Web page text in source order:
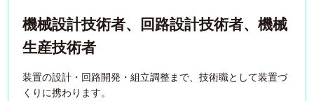
機械設計技術者、回路設計技術者、機械
生産技術者
装置の設計・回路開発・組立調整まで、技術職として装置づ
くりに携わります。